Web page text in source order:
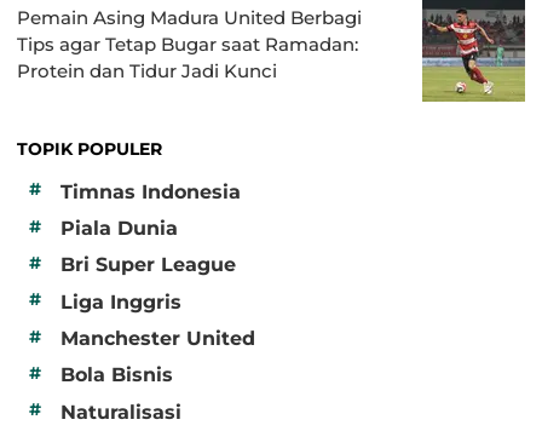
Pemain Asing Madura United Berbagi
Tips agar Tetap Bugar saat Ramadan:
Protein dan Tidur Jadi Kunci
TOPIK POPULER
#
Timnas Indonesia
# Piala Dunia
# Bri Super League
# Liga Inggris
# Manchester United
# Bola Bisnis
# Naturalisasi